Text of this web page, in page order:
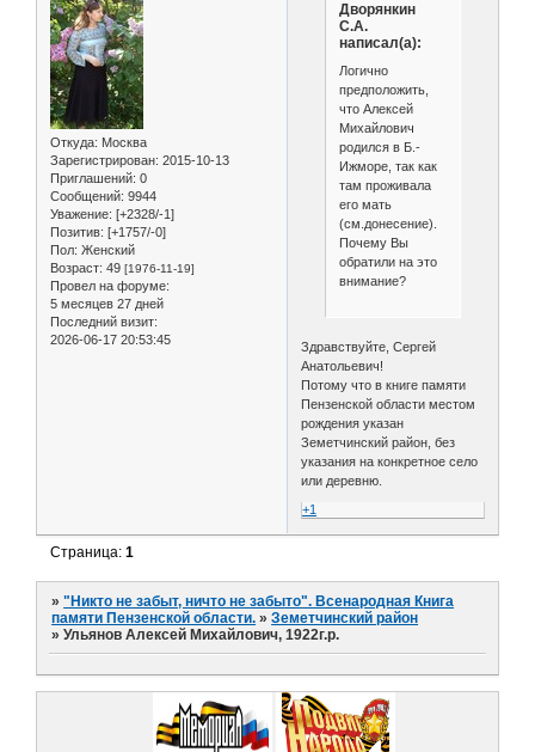
Откуда: Москва
Зарегистрирован: 2015-10-13
Приглашений: 0
Сообщений: 9944
Уважение: [+2328/-1]
Позитив: [+1757/-0]
Пол: Женский
Возраст: 49 [1976-11-19]
Провел на форуме:
5 месяцев 27 дней
Последний визит:
2026-06-17 20:53:45
Дворянкин
С.А.
написал(а):
Логично
предположить,
что Алексей
Михайлович
родился в Б.-
Ижморе, так как
там проживала
его мать
(см.донесение).
Почему Вы
обратили на это
внимание?
Здравствуйте, Сергей
Анатольевич!
Потому что в книге памяти
Пензенской области местом
рождения указан
Земетчинский район, без
указания на конкретное село
или деревню.
+1
Страница:1
»"Никто не забыт, ничто не забыто". Всенародная Книга
памяти Пензенской области. »Земетчинский район
»Ульянов Алексей Михайлович, 1922г.р.